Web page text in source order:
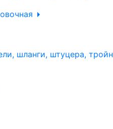
шланги, штуцера,